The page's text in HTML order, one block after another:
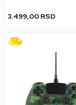
3.499,00 RSD